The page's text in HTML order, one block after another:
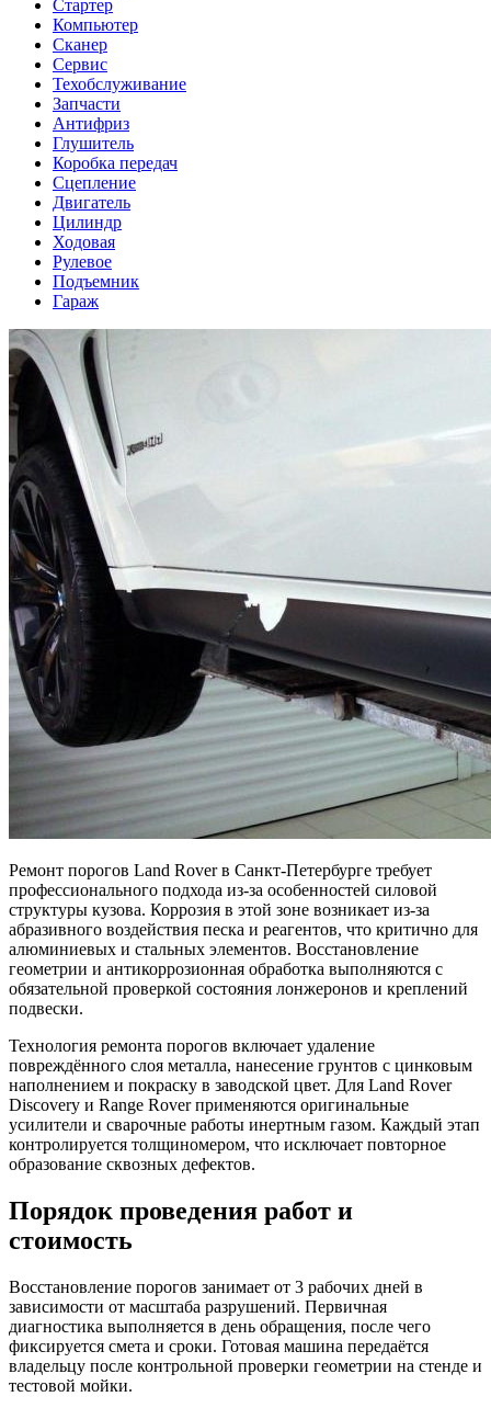
Стартер
Компьютер
Сканер
Сервис
Техобслуживание
Запчасти
Антифриз
Глушитель
Коробка передач
Сцепление
Двигатель
Цилиндр
Ходовая
Рулевое
Подъемник
Гараж
Ремонт порогов Land Rover в Санкт-Петербурге требует
профессионального подхода из-за особенностей силовой
структуры кузова. Коррозия в этой зоне возникает из-за
абразивного воздействия песка и реагентов, что критично для
алюминиевых и стальных элементов. Восстановление
геометрии и антикоррозионная обработка выполняются с
обязательной проверкой состояния лонжеронов и креплений
подвески.
Технология ремонта порогов включает удаление
повреждённого слоя металла, нанесение грунтов с цинковым
наполнением и покраску в заводской цвет. Для Land Rover
Discovery и Range Rover применяются оригинальные
усилители и сварочные работы инертным газом. Каждый этап
контролируется толщиномером, что исключает повторное
образование сквозных дефектов.
Порядок проведения работ и
стоимость
Восстановление порогов занимает от 3 рабочих дней в
зависимости от масштаба разрушений. Первичная
диагностика выполняется в день обращения, после чего
фиксируется смета и сроки. Готовая машина передаётся
владельцу после контрольной проверки геометрии на стенде и
тестовой мойки.